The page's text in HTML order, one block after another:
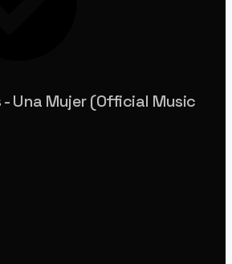
- Una Mujer (Official Music